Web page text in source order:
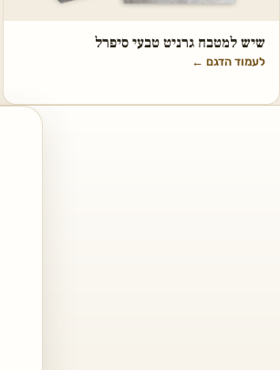
שיש למטבח גרניט טבעי סיפרל
לעמוד הדגם ←